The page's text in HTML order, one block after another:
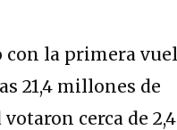
con la primera
21,4 millones de
cerca de 2,4